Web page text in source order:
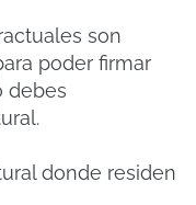
son
poder firmar
debes
donde residen